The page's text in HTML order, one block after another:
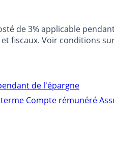
de 3% applicable
fiscaux. Voir conditions
de l'épargne
Compte rémunéré